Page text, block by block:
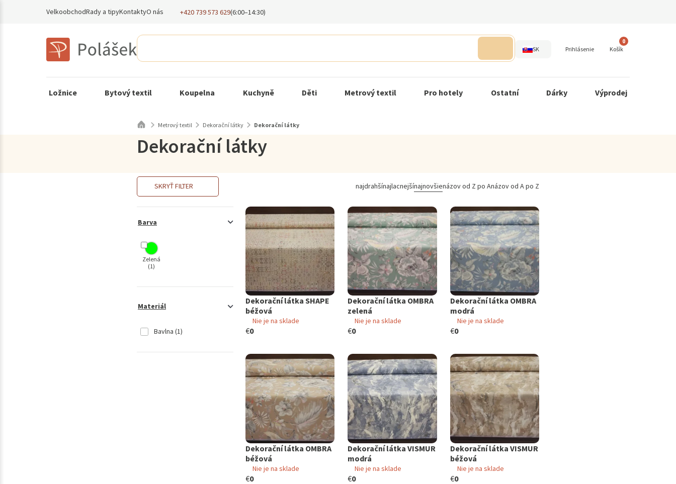
VelkoobchodRady a tipyKontaktyO nás +420 739 573 629(6:00–14:30)
SK Prihlásenie
0
Košík
Ložnice Bytový textil Koupelna Kuchyně Děti Metrový textil Pro hotely Ostatní Dárky Výprodej
Metrový textil Dekorační látky Dekorační látky
Dekorační látky
SKRYŤ FILTER najdrahšínajlacnejšínajnovšienázov od Z po Anázov od A po Z
Barva
Zelená
(1)
Materiál
Bavlna (1)
Dekorační látka SHAPE
béžová
Nie je na sklade
€0
Dekorační látka OMBRA
zelená
Nie je na sklade
€0
Dekorační látka OMBRA
modrá
Nie je na sklade
€0
Dekorační látka OMBRA
béžová
Nie je na sklade
€0
Dekorační látka VISMUR
modrá
Nie je na sklade
€0
Dekorační látka VISMUR
béžová
Nie je na sklade
€0